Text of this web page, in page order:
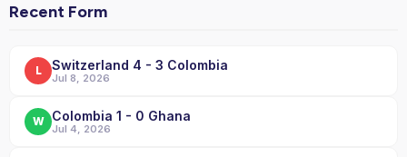
Recent Form
L Switzerland 4 - 3 Colombia
Jul 8, 2026
W Colombia 1 - 0 Ghana
Jul 4, 2026